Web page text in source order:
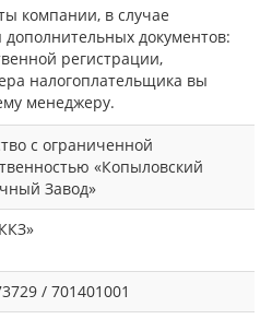
компании, в случае
документов:
регистрации,
налогоплательщика вы
менеджеру.
с ограниченной
«Копыловский
Завод»
/ 701401001